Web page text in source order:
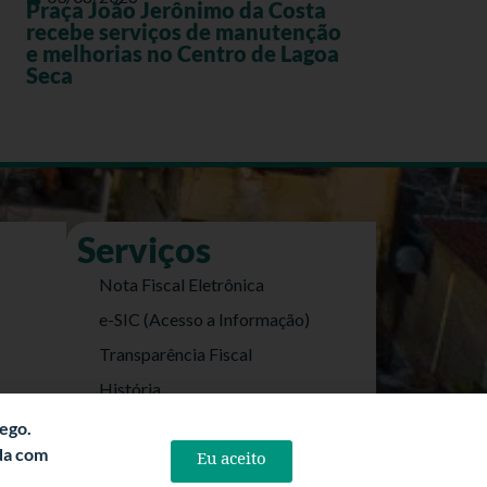
Praça João Jerônimo da Costa
recebe serviços de manutenção
e melhorias no Centro de Lagoa
Seca
Serviços
Nota Fiscal Eletrônica
e-SIC (Acesso a Informação)
Transparência Fiscal
História
Politica de Privacidade
com
Eu aceito